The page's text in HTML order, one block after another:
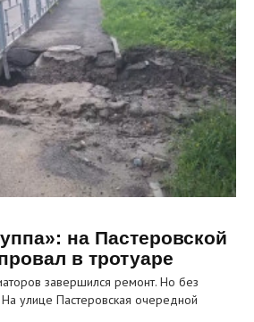
на Пастеровской
в тротуаре
завершился ремонт. Но без
улице Пастеровская очередной